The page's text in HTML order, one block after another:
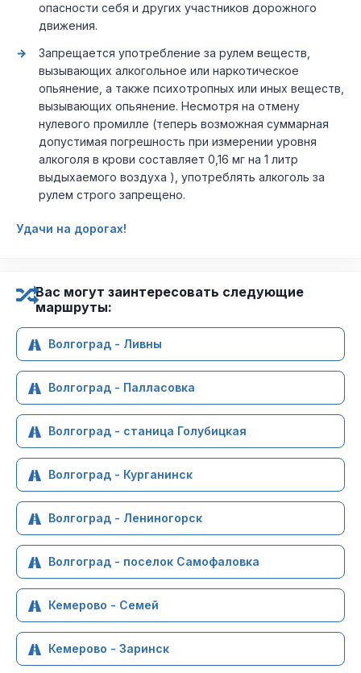
опасности себя и других участников дорожного
движения.
Запрещается употребление за рулем веществ,
вызывающих алкогольное или наркотическое
опьянение, а также психотропных или иных веществ,
вызывающих опьянение. Несмотря на отмену
нулевого промилле (теперь возможная суммарная
допустимая погрешность при измерении уровня
алкоголя в крови составляет 0,16 мг на 1 литр
выдыхаемого воздуха ), употреблять алкоголь за
рулем строго запрещено.
Удачи на дорогах!
Вас могут заинтересовать следующие
маршруты:
Волгоград - Ливны
Волгоград - Палласовка
Волгоград - станица Голубицкая
Волгоград - Курганинск
Волгоград - Лениногорск
Волгоград - поселок Самофаловка
Кемерово - Семей
Кемерово - Заринск